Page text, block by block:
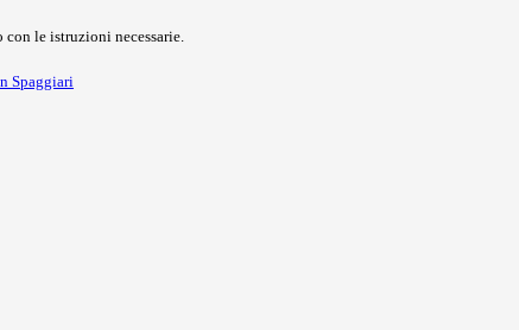
le istruzioni necessarie.
Spaggiari